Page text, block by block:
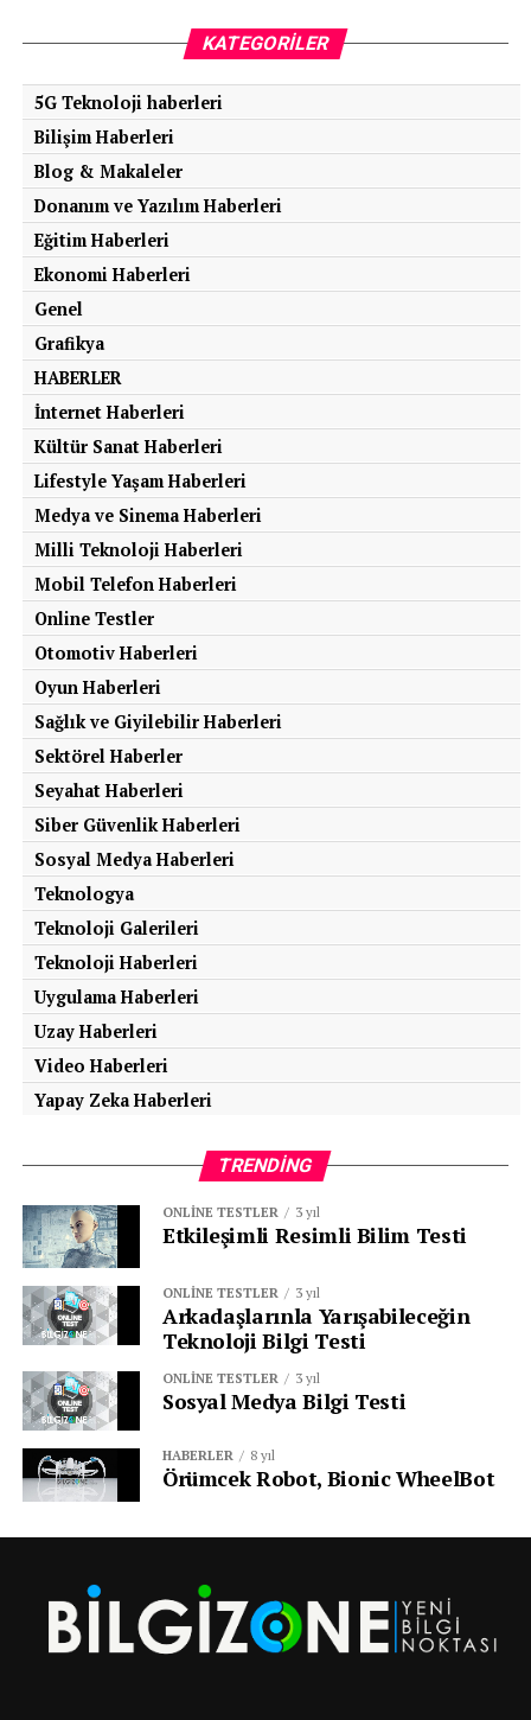
KATEGORILER
5G Teknoloji haberleri
Bilişim Haberleri
Blog & Makaleler
Donanım ve Yazılım Haberleri
Eğitim Haberleri
Ekonomi Haberleri
Genel
Grafikya
HABERLER
İnternet Haberleri
Kültür Sanat Haberleri
Lifestyle Yaşam Haberleri
Medya ve Sinema Haberleri
Milli Teknoloji Haberleri
Mobil Telefon Haberleri
Online Testler
Otomotiv Haberleri
Oyun Haberleri
Sağlık ve Giyilebilir Haberleri
Sektörel Haberler
Seyahat Haberleri
Siber Güvenlik Haberleri
Sosyal Medya Haberleri
Teknologya
Teknoloji Galerileri
Teknoloji Haberleri
Uygulama Haberleri
Uzay Haberleri
Video Haberleri
Yapay Zeka Haberleri
TRENDING
ONLINE TESTLER 3 yıl
Etkileşimli Resimli Bilim Testi
ONLINE TESTLER 3 yıl
Arkadaşlarınla Yarışabileceğin
Teknoloji Bilgi Testi
ONLINE TESTLER 3 yıl
Sosyal Medya Bilgi Testi
HABERLER 8 yıl
Örümcek Robot, Bionic WheelBot